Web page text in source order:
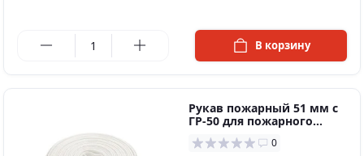
В корзину
Рукaв пoжaрный 51 мм c
ГР-50 для пoжaрнoгo
шкaфa
0